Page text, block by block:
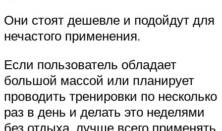
Они стоят дешевле и подойдут для
нечастого применения.
Если пользователь обладает
большой массой или планирует
проводить тренировки по несколько
раз в день и делать это неделями
без отдыха, лучше всего применять